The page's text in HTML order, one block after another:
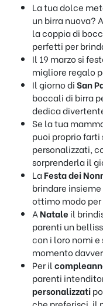
La tua dolce
un birra nuova? A
la coppia di
perfetti per
Il 19 marzo si
migliore regalo
Il giorno diSan
boccali di birra
dedica
Se la tua
puoi proprio
personalizzati,
sorprenderla il
LaFesta dei
brindare
ottimo modo
ANatale il
parenti un
con i loro nomi
momento
Per il
parenti
personalizzati